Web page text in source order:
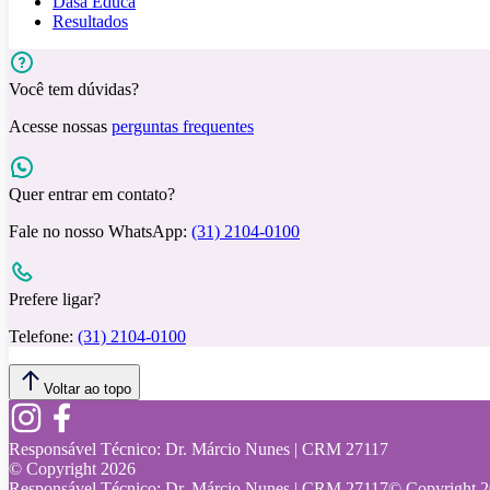
Resultados
Você tem dúvidas?
Acesse nossas perguntas frequentes
Quer entrar em contato?
Fale no nosso WhatsApp: (31) 2104-0100
Prefere ligar?
Telefone: (31) 2104-0100
Voltar ao topo
Responsável Técnico: Dr. Márcio Nunes | CRM 27117
© Copyright 2026